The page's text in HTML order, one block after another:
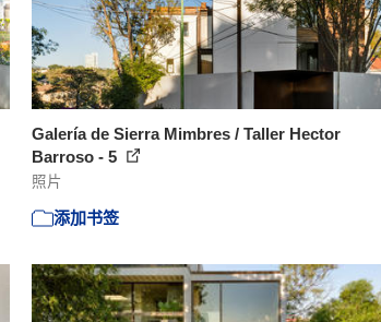
Galería de Sierra Mimbres / Taller Hector
Barroso - 5
照片
添加书签